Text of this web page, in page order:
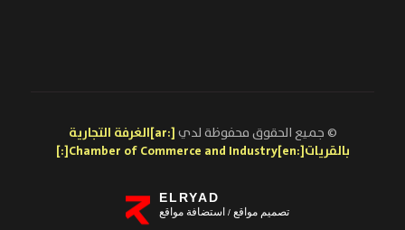
© جميع الحقوق محفوظة لدي
[:ar]الغرفة التجارية
بالقريات[:en]Chamber of Commerce and Industry[:]
ELRYAD
تصميم مواقع/ استضافة مواقع